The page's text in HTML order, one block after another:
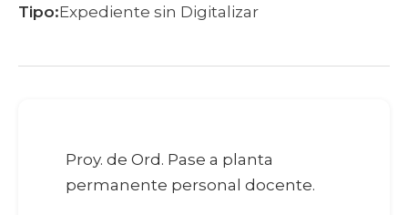
Tipo:Expediente sin Digitalizar
Proy. de Ord. Pase a planta
permanente personal docente.